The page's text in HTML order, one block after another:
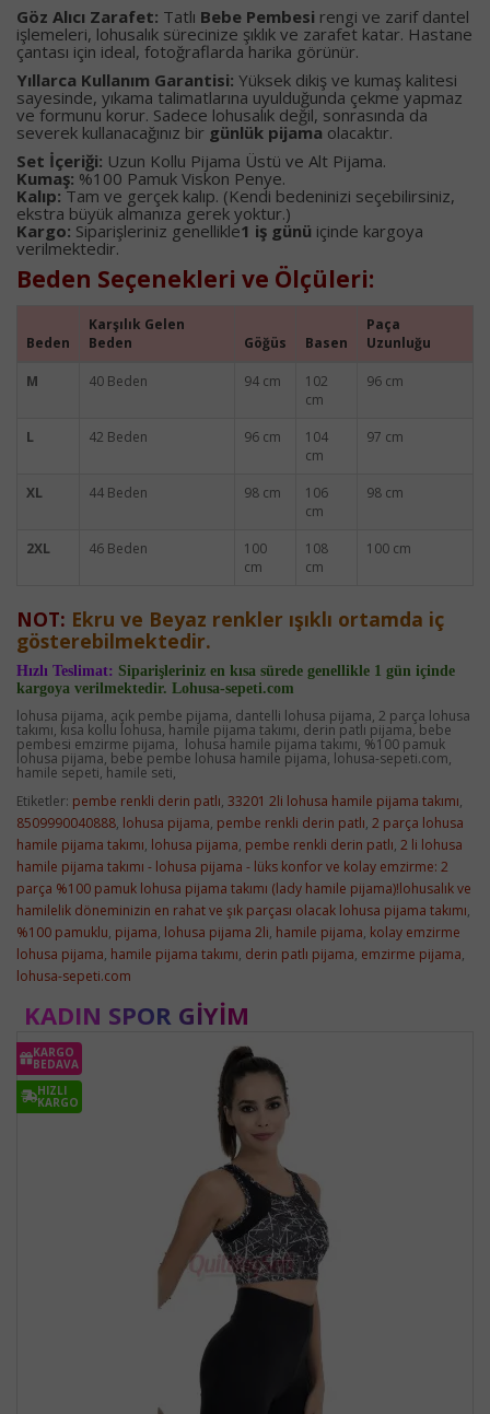
Göz Alıcı Zarafet: Tatlı Bebe Pembesi rengi ve zarif dantel
işlemeleri, lohusalık sürecinize şıklık ve zarafet katar. Hastane
çantası için ideal, fotoğraflarda harika görünür.
Yıllarca Kullanım Garantisi: Yüksek dikiş ve kumaş kalitesi
sayesinde, yıkama talimatlarına uyulduğunda çekme yapmaz
ve formunu korur. Sadece lohusalık değil, sonrasında da
severek kullanacağınız bir günlük pijama olacaktır.
Set İçeriği: Uzun Kollu Pijama Üstü ve Alt Pijama.
Kumaş: %100 Pamuk Viskon Penye.
Kalıp:Tam ve gerçek kalıp. (Kendi bedeninizi seçebilirsiniz,
ekstra büyük almanıza gerek yoktur.)
Kargo: Siparişleriniz genellikle1 iş günü içinde kargoya
verilmektedir.
Beden Seçenekleri ve Ölçüleri:
Beden
Karşılık Gelen
Beden
Göğüs Basen
Paça
Uzunluğu
M 40 Beden 94 cm
102
cm
96 cm
L 42 Beden 96 cm
104
cm
97 cm
XL 44 Beden 98 cm
106
cm
98 cm
2XL 46 Beden
100
cm
108
cm
100 cm
NOT: Ekru ve Beyaz renkler ışıklı ortamda iç
gösterebilmektedir.
Hızlı Teslimat: Siparişleriniz en kısa sürede genellikle 1 gün içinde
kargoya verilmektedir. Lohusa-sepeti.com
lohusa pijama, açık pembe pijama, dantelli lohusa pijama, 2 parça lohusa
takımı, kısa kollu lohusa, hamile pijama takımı, derin patlı pijama, bebe
pembesi emzirme pijama, lohusa hamile pijama takımı, %100 pamuk
lohusa pijama, bebe pembe lohusa hamile pijama, lohusa-sepeti.com,
hamile sepeti, hamile seti,
Etiketler: pembe renkli derin patlı, 33201 2li lohusa hamile pijama takımı,
8509990040888, lohusa pijama, pembe renkli derin patlı, 2 parça lohusa
hamile pijama takımı, lohusa pijama, pembe renkli derin patlı, 2 li lohusa
hamile pijama takımı - lohusa pijama - lüks konfor ve kolay emzirme: 2
parça %100 pamuk lohusa pijama takımı (lady hamile pijama)!lohusalık ve
hamilelik döneminizin en rahat ve şık parçası olacak lohusa pijama takımı,
%100 pamuklu, pijama, lohusa pijama 2li, hamile pijama, kolay emzirme
lohusa pijama, hamile pijama takımı, derin patlı pijama, emzirme pijama,
lohusa-sepeti.com
KADIN SPOR GIYIM
KARGO
BEDAVA
HIZLI
KARGO